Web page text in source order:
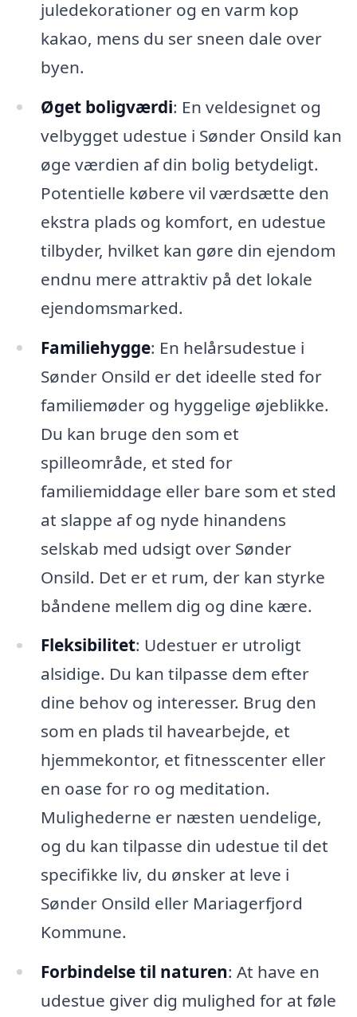
juledekorationer og en varm kop
kakao, mens du ser sneen dale over
byen.
Øget boligværdi: En veldesignet og
velbygget udestue i Sønder Onsild kan
øge værdien af din bolig betydeligt.
Potentielle købere vil værdsætte den
ekstra plads og komfort, en udestue
tilbyder, hvilket kan gøre din ejendom
endnu mere attraktiv på det lokale
ejendomsmarked.
Familiehygge: En helårsudestue i
Sønder Onsild er det ideelle sted for
familiemøder og hyggelige øjeblikke.
Du kan bruge den som et
spilleområde, et sted for
familiemiddage eller bare som et sted
at slappe af og nyde hinandens
selskab med udsigt over Sønder
Onsild. Det er et rum, der kan styrke
båndene mellem dig og dine kære.
Fleksibilitet: Udestuer er utroligt
alsidige. Du kan tilpasse dem efter
dine behov og interesser. Brug den
som en plads til havearbejde, et
hjemmekontor, et fitnesscenter eller
en oase for ro og meditation.
Mulighederne er næsten uendelige,
og du kan tilpasse din udestue til det
specifikke liv, du ønsker at leve i
Sønder Onsild eller Mariagerfjord
Kommune.
Forbindelse til naturen: At have en
udestue giver dig mulighed for at føle